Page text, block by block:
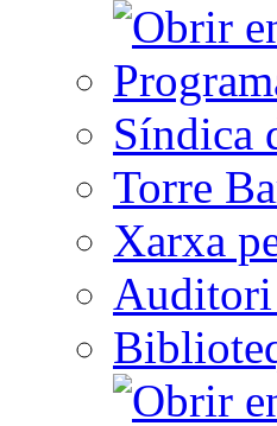
Síndica
Torre
Xarxa
Auditori